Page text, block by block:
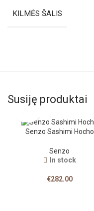
KILMĖS ŠALIS
Susiję produktai
Senzo Sashimi Hocho
Senzo
In stock
€282.00